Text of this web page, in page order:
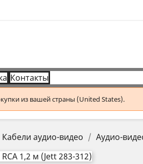
Контакты
из вашей страны (United States).
Кабели аудио-видео Аудио-